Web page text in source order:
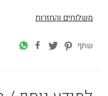
משלוחים והחזרות
שתף